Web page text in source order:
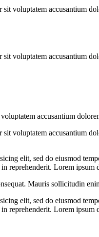
voluptatem accusantium
voluptatem accusantium
accusantium
voluptatem accusantium
elit, sed do eiusmod
reprehenderit. Lorem ipsum
Mauris sollicitudin
elit, sed do eiusmod
reprehenderit. Lorem ipsum